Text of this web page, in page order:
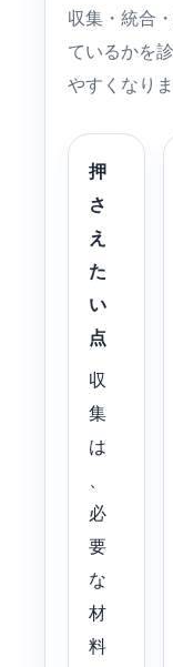
収集・統合
ているかを
やすくなりま
押
さ
え
た
い
点
収
集
は
、
必
要
な
材
料